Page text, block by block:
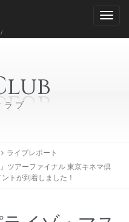
ラブ
ライブレポート
ツアーファイナル 東京キネマ倶
トが到着しました！